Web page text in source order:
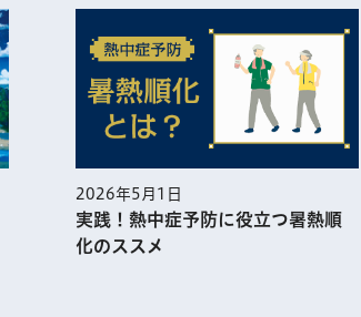
つ暑熱順
2026年4月1日
江戸東京博物館リニュ